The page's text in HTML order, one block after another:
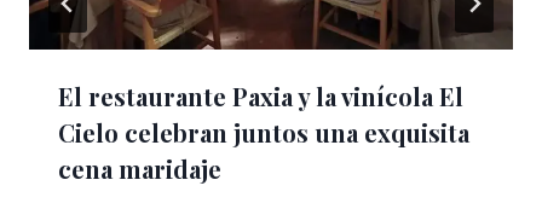
El restaurante Paxia y la vinícola El
Cielo celebran juntos una exquisita
cena maridaje